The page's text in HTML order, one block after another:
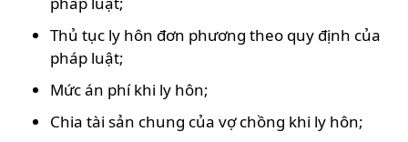
Thủ tục ly hôn đơn phương theo quy định của
pháp luật;
Mức án phí khi ly hôn;
Chia tài sản chung của vợ chồng khi ly hôn;